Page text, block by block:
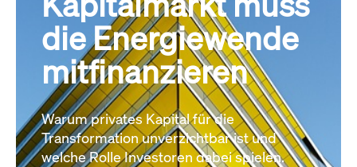
die Energiewende
mitfinanzieren
Warum privates Kapital für die
Transformation unverzichtbar ist und
welche Rolle Investoren dabei spielen.